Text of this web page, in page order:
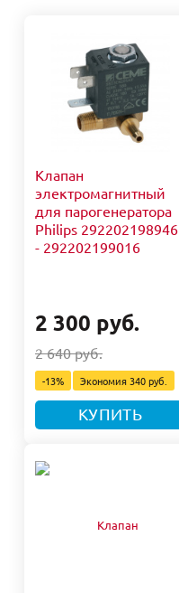
Клапан
электромагнитный
для парогенератора
Philips 292202198946
- 292202199016
2 300 руб.
2 640 руб.
-13% Экономия 340 руб.
КУПИТЬ